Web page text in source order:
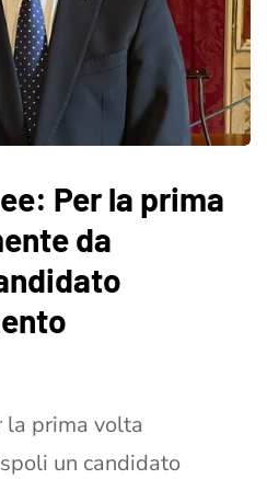
Per la prima
da
la prima volta
un candidato